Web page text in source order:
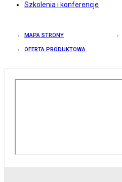
Szkolenia i konferencje
MAPA STRONY
OFERTA PRODUKTOWA